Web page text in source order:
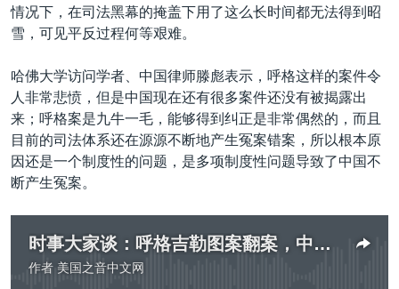
情况下，在司法黑幕的掩盖下用了这么长时间都无法得到昭
雪，可见平反过程何等艰难。
哈佛大学访问学者、中国律师滕彪表示，呼格这样的案件令
人非常悲愤，但是中国现在还有很多案件还没有被揭露出
来；呼格案是九牛一毛，能够得到纠正是非常偶然的，而且
目前的司法体系还在源源不断地产生冤案错案，所以根本原
因还是一个制度性的问题，是多项制度性问题导致了中国不
断产生冤案。
时事大家谈：呼格吉勒图案翻案，中国法治建设新起点？
作者 美国之音中文网